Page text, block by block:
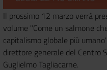
Il prossimo 12 marzo verrà
volume "Come un salmone
capitalismo globale più
direttore generale del Centro
Guglielmo Tagliacarne.